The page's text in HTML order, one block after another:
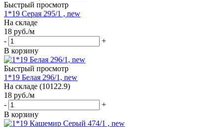
Быстрый просмотр
1*19 Серая 295/1 , new
На складе
18 руб./м
-
+
В корзину
Быстрый просмотр
1*19 Белая 296/1, new
На складе (10122.9)
18 руб./м
-
+
В корзину